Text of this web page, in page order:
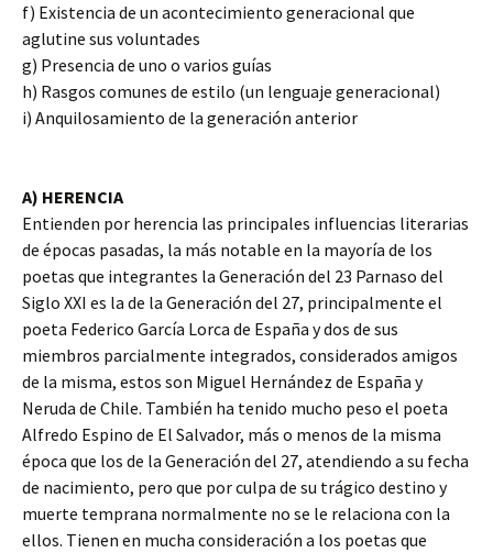
f) Existencia de un acontecimiento generacional que
aglutine sus voluntades
g) Presencia de uno o varios guías
h) Rasgos comunes de estilo (un lenguaje generacional)
i) Anquilosamiento de la generación anterior
A) HERENCIA
Entienden por herencia las principales influencias literarias
de épocas pasadas, la más notable en la mayoría de los
poetas que integrantes la Generación del 23 Parnaso del
Siglo XXI es la de la Generación del 27, principalmente el
poeta Federico García Lorca de España y dos de sus
miembros parcialmente integrados, considerados amigos
de la misma, estos son Miguel Hernández de España y
Neruda de Chile. También ha tenido mucho peso el poeta
Alfredo Espino de El Salvador, más o menos de la misma
época que los de la Generación del 27, atendiendo a su fecha
de nacimiento, pero que por culpa de su trágico destino y
muerte temprana normalmente no se le relaciona con la
ellos. Tienen en mucha consideración a los poetas que